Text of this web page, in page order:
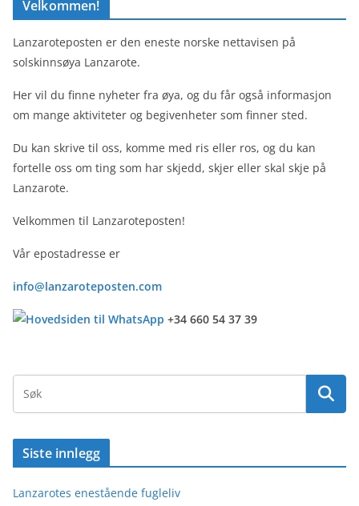
Velkommen!
Lanzaroteposten er den eneste norske nettavisen på
solskinnsøya Lanzarote.
Her vil du finne nyheter fra øya, og du får også informasjon
om mange aktiviteter og begivenheter som finner sted.
Du kan skrive til oss, komme med ris eller ros, og du kan
fortelle oss om ting som har skjedd, skjer eller skal skje på
Lanzarote.
Velkommen til Lanzaroteposten!
Vår epostadresse er
info@lanzaroteposten.com
+34 660 54 37 39
Siste innlegg
Lanzarotes enestående fugleliv